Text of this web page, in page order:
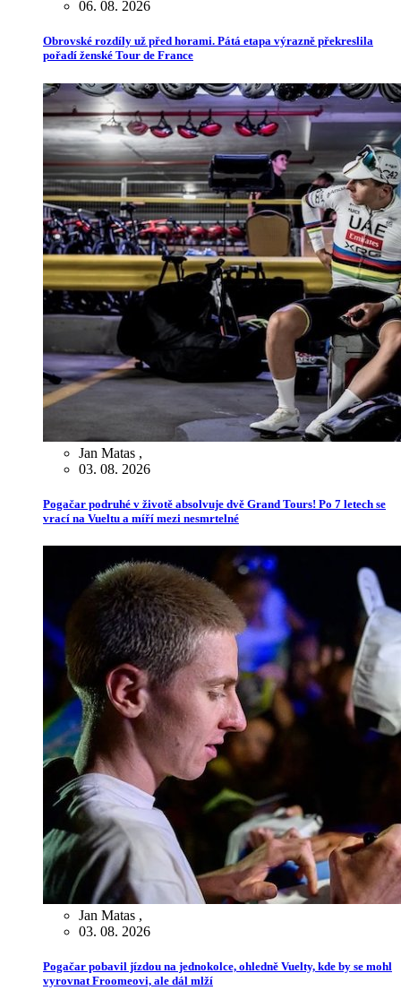
06. 08. 2026
Obrovské rozdíly už před horami. Pátá etapa výrazně překreslila
pořadí ženské Tour de France
Jan Matas ,
03. 08. 2026
Pogačar podruhé v životě absolvuje dvě Grand Tours! Po 7 letech se
vrací na Vueltu a míří mezi nesmrtelné
Jan Matas ,
03. 08. 2026
Pogačar pobavil jízdou na jednokolce, ohledně Vuelty, kde by se mohl
vyrovnat Froomeovi, ale dál mlží